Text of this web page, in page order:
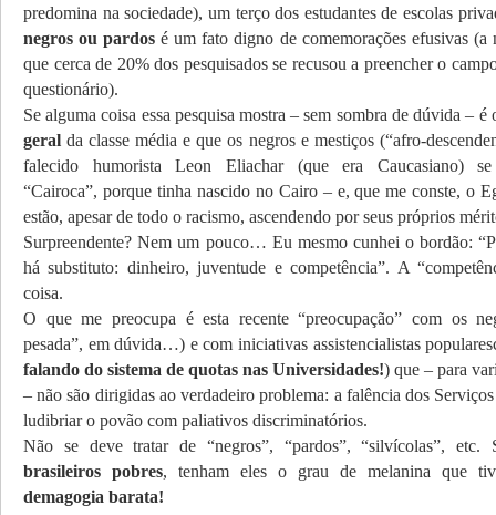
predomina na sociedade), um terço dos estudantes de escolas
negros ou pardos é um fato digno de comemorações efusivas (a
que cerca de 20% dos pesquisados se recusou a preencher o
questionário).
Se alguma coisa essa pesquisa mostra – sem sombra de dúvida –
geral da classe média e que os negros e mestiços (“afro-
falecido humorista Leon Eliachar (que era Caucasiano) se
“Cairoca”, porque tinha nascido no Cairo – e, que me conste, o
estão, apesar de todo o racismo, ascendendo por seus próprios
Surpreendente? Nem um pouco… Eu mesmo cunhei o bordão:
há substituto: dinheiro, juventude e competência”. A
coisa.
O que me preocupa é esta recente “preocupação” com os
pesada”, em dúvida…) e com iniciativas assistencialistas
falando do sistema de quotas nas Universidades!) que – para
– não são dirigidas ao verdadeiro problema: a falência dos
ludibriar o povão com paliativos discriminatórios.
Não se deve tratar de “negros”, “pardos”, “silvícolas”, etc.
brasileiros pobres, tenham eles o grau de melanina que
demagogia barata!